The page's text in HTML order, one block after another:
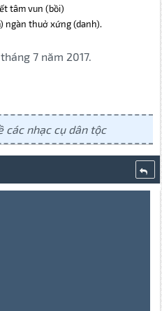
tâm vun (bồi)
ngàn thuở xứng (danh).
7 năm 2017.
các nhạc cụ dân tộc